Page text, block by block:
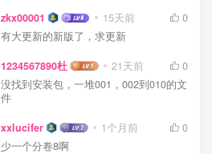
zkx00001 15天前
0
有大更新的新版了，求更新
1234567890杜 21天前
0
没找到安装包，一堆001，002到010的文
件
xxlucifer 1个月前
0
少一个分卷8啊